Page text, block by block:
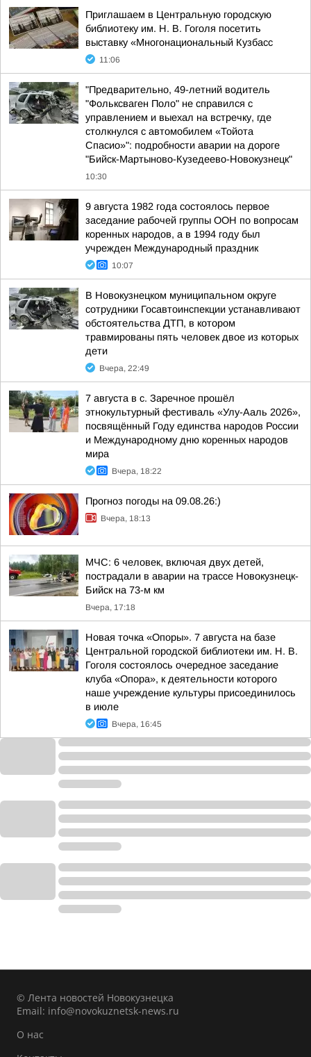
Приглашаем в Центральную городскую
библиотеку им. Н. В. Гоголя посетить
выставку «Многонациональный Кузбасс
11:06
"Предварительно, 49-летний водитель
"Фольксваген Поло" не справился с
управлением и выехал на встречку, где
столкнулся с автомобилем «Тойота
Спасио»": подробности аварии на дороге
"Бийск-Мартыново-Кузедеево-Новокузнецк"
10:30
9 августа 1982 года состоялось первое
заседание рабочей группы ООН по вопросам
коренных народов, а в 1994 году был
учрежден Международный праздник
10:07
В Новокузнецком муниципальном округе
сотрудники Госавтоинспекции устанавливают
обстоятельства ДТП, в котором
травмированы пять человек двое из которых
дети
Вчера, 22:49
7 августа в с. Заречное прошёл
этнокультурный фестиваль «Улу-Ааль 2026»,
посвящённый Году единства народов России
и Международному дню коренных народов
мира
Вчера, 18:22
Прогноз погоды на 09.08.26:)
Вчера, 18:13
МЧС: 6 человек, включая двух детей,
пострадали в аварии на трассе Новокузнецк-
Бийск на 73-м км
Вчера, 17:18
Новая точка «Опоры». 7 августа на базе
Центральной городской библиотеки им. Н. В.
Гоголя состоялось очередное заседание
клуба «Опора», к деятельности которого
наше учреждение культуры присоединилось
в июле
Вчера, 16:45
© Лента новостей Новокузнецка
Email: info@novokuznetsk-news.ru
О нас